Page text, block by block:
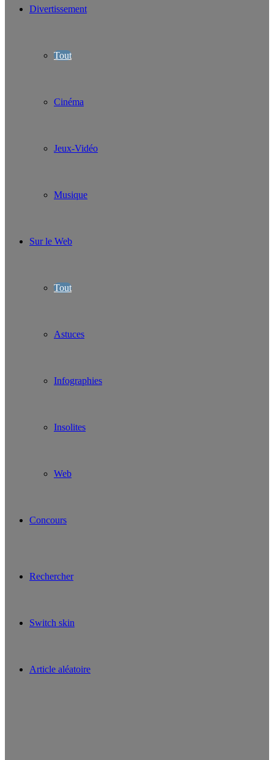
Divertissement
Tout
Cinéma
Jeux-Vidéo
Musique
Sur le Web
Tout
Astuces
Infographies
Insolites
Web
Concours
Rechercher
Switch skin
Article aléatoire